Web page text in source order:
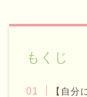
もくじ
【自分